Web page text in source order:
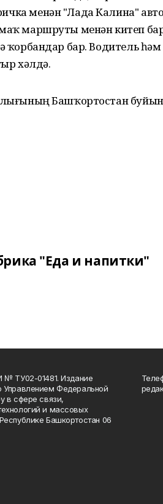
менән "Лада Калина"
маршруты менән китеп
ҡорбандар бар. Водитель һәм
хәлдә.
Башҡортостан
"Еда и напитки"
№ ТУ02-01481. Издание
Управлением Федеральной
в сфере связи,
и массовых
Башкортостан 06